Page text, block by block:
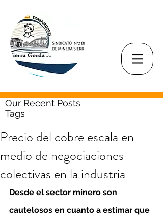
Our Recent Posts
Tags
Precio del cobre escala en
medio de negociaciones
colectivas en la industria
Desde el sector minero son
cautelosos en cuanto a estimar que